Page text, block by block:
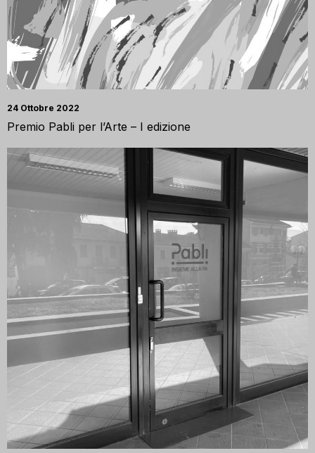
24 Ottobre 2022
Premio Pabli per l’Arte – I edizione